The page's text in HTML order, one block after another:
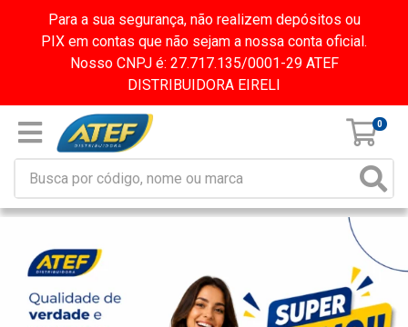
Para a sua segurança, não realizem depósitos ou
PIX em contas que não sejam a nossa conta oficial.
Nosso CNPJ é: 27.717.135/0001-29 ATEF
DISTRIBUIDORA EIRELI
0